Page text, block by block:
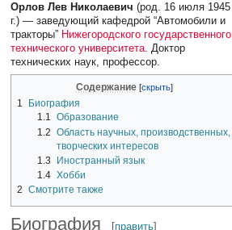
Орлов Лев Николаевич (род. 16 июля 1945
г.) — заведующий кафедрой “Автомобили и
тракторы” Нижегородского государственного
технического университета. Доктор
технических наук, профессор.
Содержание
1
Биография
1.1 Образование
1.2 Область научных, производственных,
творческих интересов
1.3
Иностранный язык
1.4 Хобби
2
Смотрите также
Биография [править]